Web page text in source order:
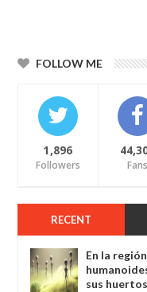
FOLLOW ME
1,896
Followers Fans
RECENT
En la
sus